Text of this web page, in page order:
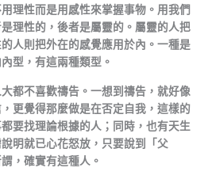
理性而是用感性來掌握事物。用我們
理性的，後者是屬靈的。屬靈的人把
人則把外在的感覺應用於內。一種是
型，有這兩種類型。
都不喜歡禱告。一想到禱告，就好像
更覺得那麼做是在否定自我，這樣的
要找理論根據的人；同時，也有天生
明就已心花怒放，只要說到「父
，確實有這種人。